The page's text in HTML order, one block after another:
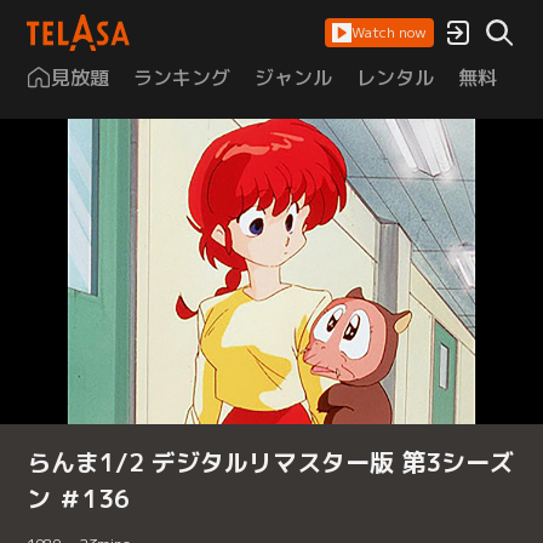
Watch now
見放題 ランキング ジャンル レンタル 無料
らんま1/2 デジタルリマスター版 第3シーズ
ン ＃136